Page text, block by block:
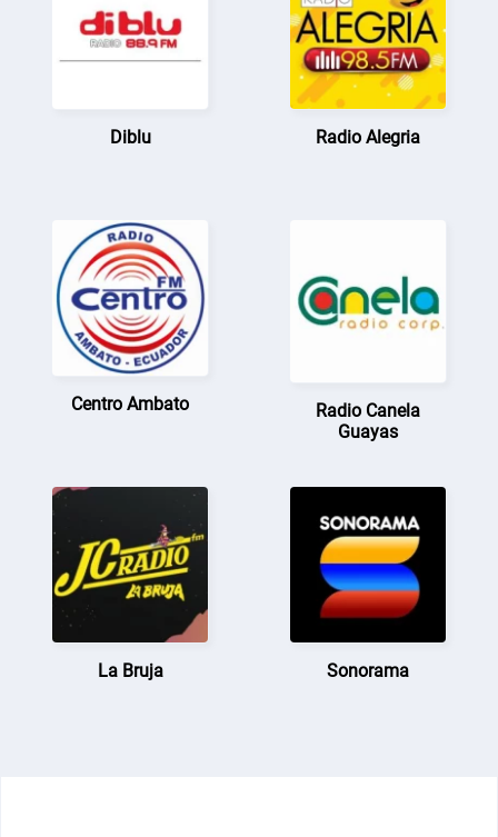
Diblu Radio Alegria
Centro Ambato
Radio Canela
Guayas
La Bruja Sonorama